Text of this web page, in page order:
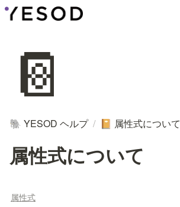
📔
🐘 YESOD ヘルプ / 📔 属性式について
属性式について
属性式